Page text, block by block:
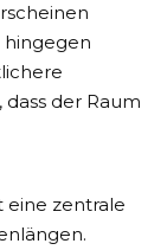
hingegen
der Raum
eine zentrale